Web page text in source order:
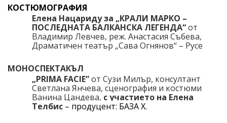
КОСТЮМОГРАФИЯ
Елена Нацаридуза „КРАЛИ МАРКО –
ПОСЛЕДНАТА БАЛКАНСКА ЛЕГЕНДА“от
Владимир Левчев, реж. Анастасия Събева,
Драматичен театър „Сава Огнянов“ – Русе
МОНОСПЕКТАКЪЛ
„PRIMA FACIE”от Сузи Милър, консултант
Светлана Янчева, сценография и костюми
Ванина Цандева, сучастието на Елена
Телбис – продуцент: БАЗА Х.